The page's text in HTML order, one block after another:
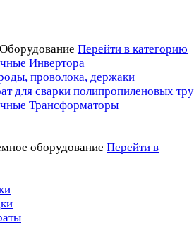
Перейти в категорию
Инвертора
проволока, держаки
для сварки полипропиленовых
Трансформаторы
оборудование Перейти в